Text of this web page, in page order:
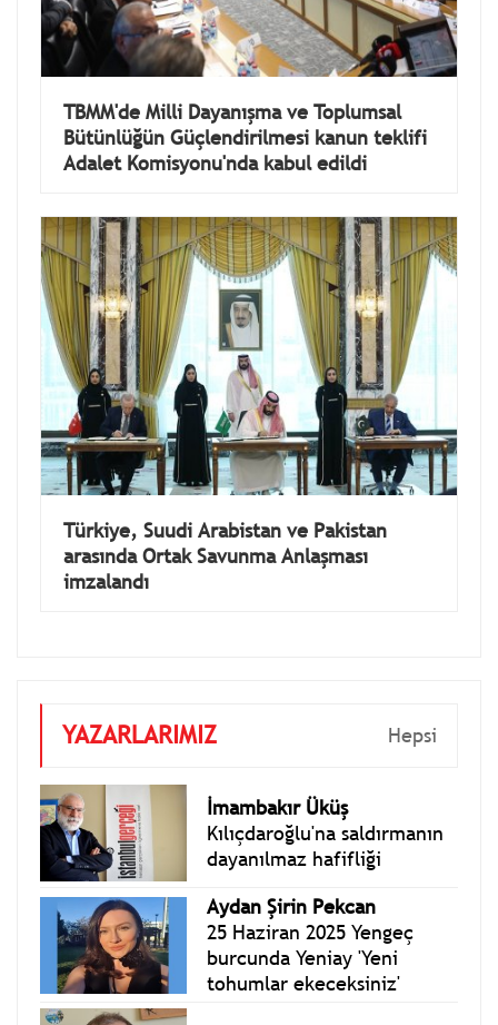
TBMM'de Milli Dayanışma ve Toplumsal
Bütünlüğün Güçlendirilmesi kanun teklifi
Adalet Komisyonu'nda kabul edildi
Türkiye, Suudi Arabistan ve Pakistan
arasında Ortak Savunma Anlaşması
imzalandı
YAZARLARIMIZ Hepsi
İmambakır Üküş
Kılıçdaroğlu'na saldırmanın
dayanılmaz hafifliği
Aydan Şirin Pekcan
25 Haziran 2025 Yengeç
burcunda Yeniay 'Yeni
tohumlar ekeceksiniz'